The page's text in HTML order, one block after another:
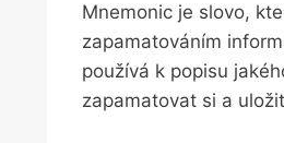
Mnemonic je slovo,
zapamatováním
používá k popisu
zapamatovat si a